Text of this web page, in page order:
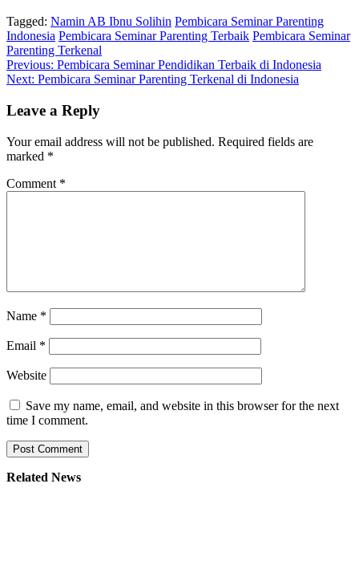
Tagged: Namin AB Ibnu Solihin Pembicara Seminar Parenting
Indonesia Pembicara Seminar Parenting Terbaik Pembicara Seminar
Parenting Terkenal
Post
navigation
Previous: Pembicara Seminar Pendidikan Terbaik di Indonesia
Next: Pembicara Seminar Parenting Terkenal di Indonesia
Leave a Reply
Your email address will not be published. Required fields are
marked *
Comment *
Name *
Email *
Website
Save my name, email, and website in this browser for the next
time I comment.
Related News